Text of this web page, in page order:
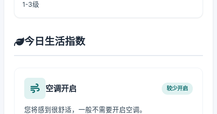
1-3级
今日生活指数
空调开启 较少开启
您将感到很舒适，一般不需要开启空调。